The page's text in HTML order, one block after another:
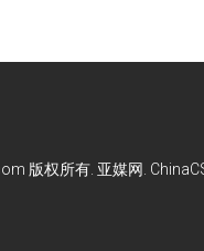
版权所有. 亚媒网.